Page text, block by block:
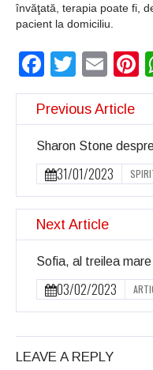
învăţată, terapia poate fi,
pacient la domiciliu.
Twitter
Previous Article
Sharon Stone
31/01/2023
Next Article
Sofia, al treilea
03/02/2023
LEAVE A REPLY